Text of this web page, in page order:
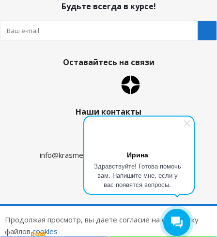
Ирина
Здравствуйте! Готова помочь
вам. Напишите мне, если у
вас появятся вопросы.
Будьте всегда в курсе!
Оставайтесь на связи
Наши контакты
info@krasmehanika.ru zakaz@krasmehanika.ru
Сыктывкар
2026 © Красмеханика
Цены на сайте не являются публичной офертой
ваш
Продолжая просмотр, вы даете согласие на обработку
файловcookies